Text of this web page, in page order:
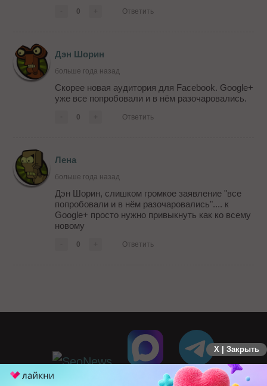
0 Ответить
Дэн Шорин
больше года назад
Скорее новая аудитория для Facebook. Google+
уже все попробовали и в нём разочаровались.
0 Ответить
Лена
больше года назад
Дэн Шорин, слишком громкое заявление "все
попробовали и в нём разочаровались".... к
Google+ просто нужно привыкнуть как ко всему
новому
0 Ответить
X | Закрыть
ПЕРЕЙТИ НА ПОЛНУЮ ВЕРСИЮ